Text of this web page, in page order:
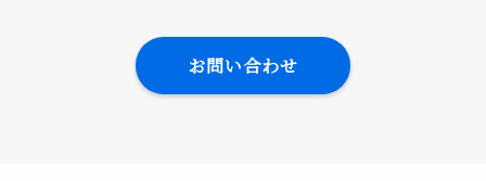
お問い合わせ